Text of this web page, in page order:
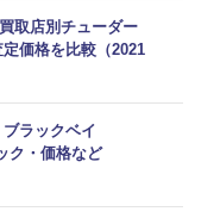
取店別チューダー
定価格を比較（2021
ラックベイ
ク・価格など